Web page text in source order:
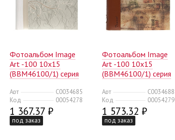
Фотоальбом Image
Art -100 10x15
(BBM46100/1) серия
(24/672)
Арт
C0034685
Код
00054278
1 367.37 ₽
под заказ
Фотоальбом Image
Art -100 10x15
(BBM46100/1) серия
(24/672)
Арт
C0034688
Код
00054279
1 573.32 ₽
под заказ